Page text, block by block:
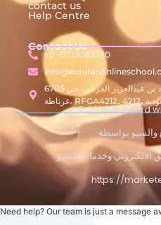
contact us
Help Centre
Contact Us
+2 -01112083750
6705 طريق الإمام عبدالله بن سعود بن عبدالعزيز الفرعي، حي
© 2026 Created
بواسطة
الالكتروني وخدمات السيو
https://
Need help? Our team is just a message